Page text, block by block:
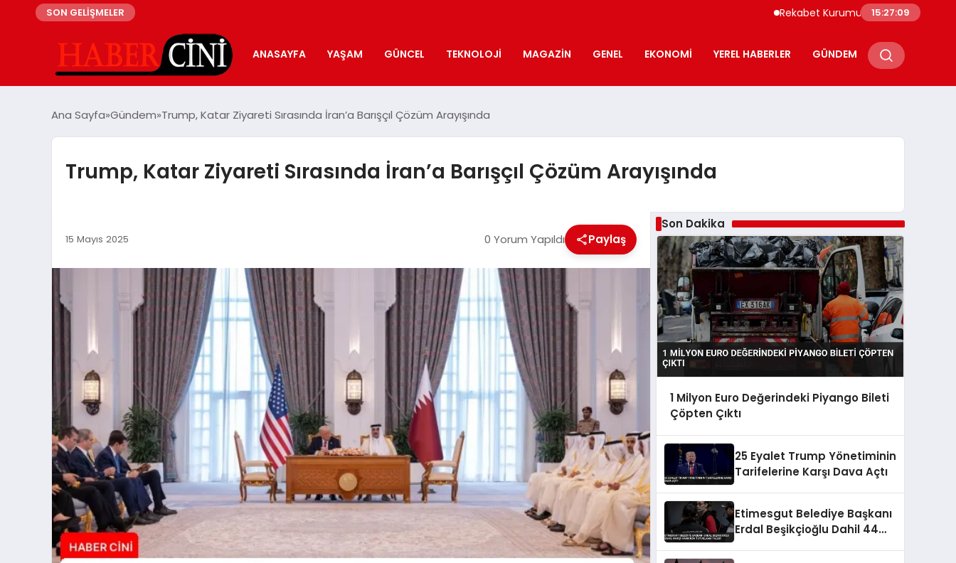
SON GELİŞMELER Rekabet Kurumu Burun Spreyi
15:27:10
ANASAYFA YAŞAM GÜNCEL TEKNOLOJI MAGAZIN GENEL EKONOMI YEREL HABERLER GÜNDEM
Ana Sayfa Gündem Trump, Katar Ziyareti Sırasında İran’a Barışçıl Çözüm Arayışında
Trump, Katar Ziyareti Sırasında İran’a Barışçıl Çözüm Arayışında
15 Mayıs 2025 0 Yorum Yapıldı Paylaş
Son Dakika
1 Milyon Euro Değerindeki Piyango Bileti
Çöpten Çıktı
25 Eyalet Trump Yönetiminin
Tarifelerine Karşı Dava Açtı
Etimesgut Belediye Başkanı
Erdal Beşikçioğlu Dahil 44